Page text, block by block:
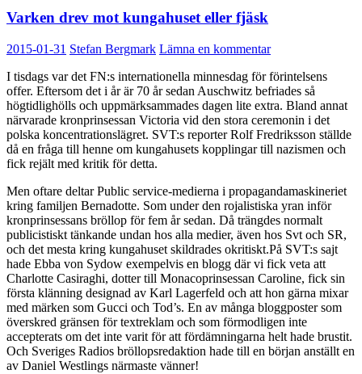
Varken drev mot kungahuset eller fjäsk
2015-01-31 Stefan Bergmark Lämna en kommentar
I tisdags var det FN:s internationella minnesdag för förintelsens
offer. Eftersom det i år är 70 år sedan Auschwitz befriades så
högtidlighölls och uppmärksammades dagen lite extra. Bland annat
närvarade kronprinsessan Victoria vid den stora ceremonin i det
polska koncentrationslägret. SVT:s reporter Rolf Fredriksson ställde
då en fråga till henne om kungahusets kopplingar till nazismen och
fick rejält med kritik för detta.
Men oftare deltar Public service-medierna i propagandamaskineriet
kring familjen Bernadotte. Som under den rojalistiska yran inför
kronprinsessans bröllop för fem år sedan. Då trängdes normalt
publicistiskt tänkande undan hos alla medier, även hos Svt och SR,
och det mesta kring kungahuset skildrades okritiskt.På SVT:s sajt
hade Ebba von Sydow exempelvis en blogg där vi fick veta att
Charlotte Casiraghi, dotter till Monacoprinsessan Caroline, fick sin
första klänning designad av Karl Lagerfeld och att hon gärna mixar
med märken som Gucci och Tod’s. En av många bloggposter som
överskred gränsen för textreklam och som förmodligen inte
accepterats om det inte varit för att fördämningarna helt hade brustit.
Och Sveriges Radios bröllopsredaktion hade till en början anställt en
av Daniel Westlings närmaste vänner!